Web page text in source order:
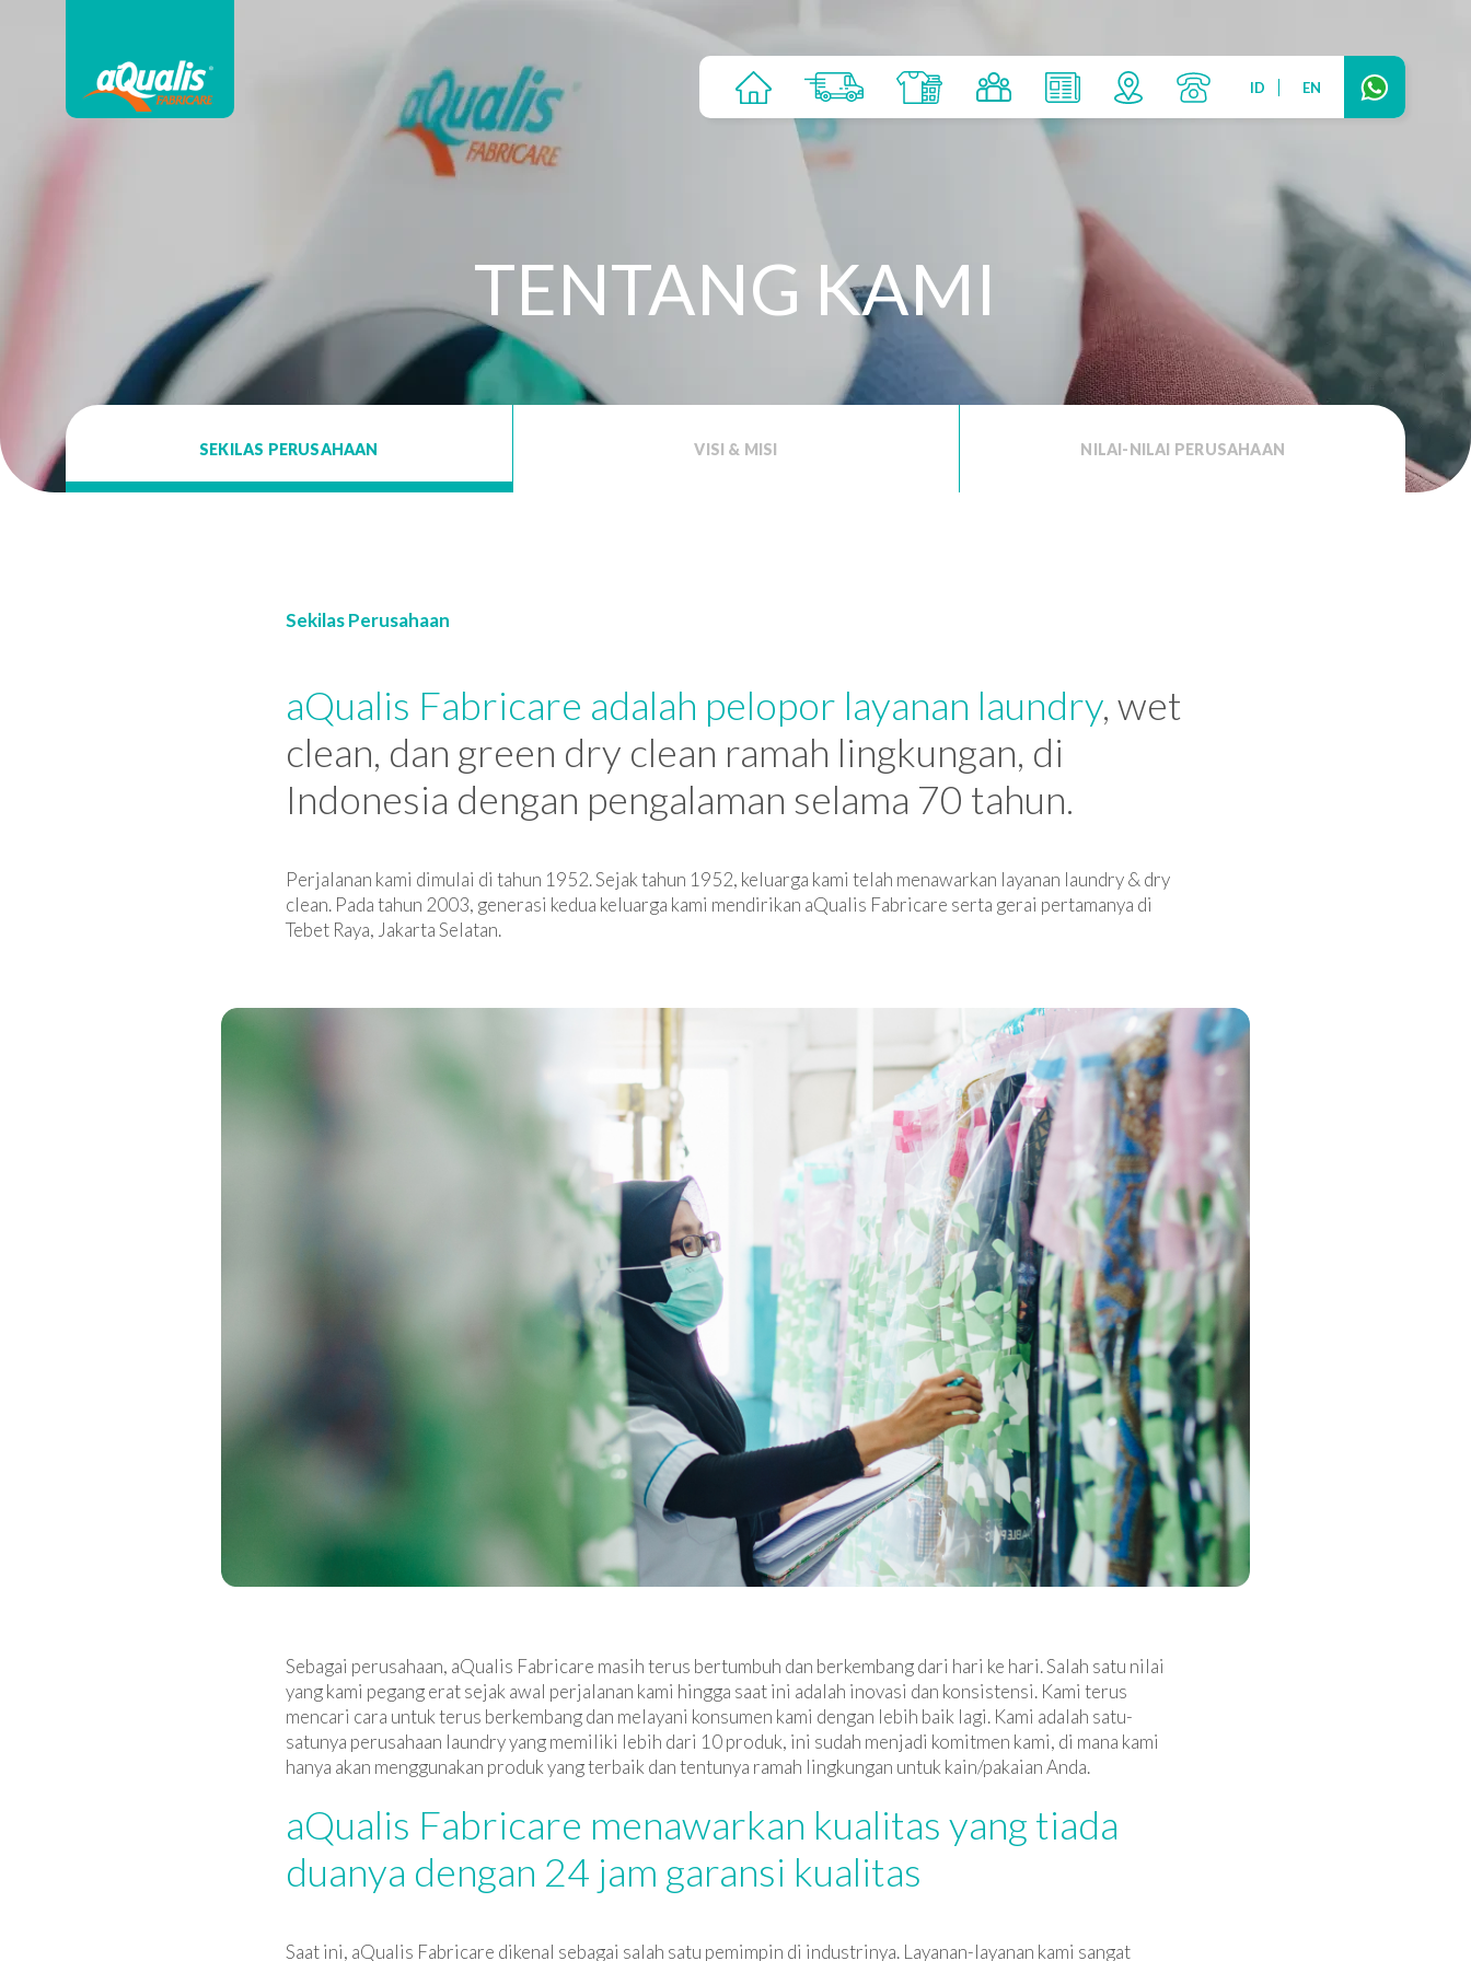
ID EN
TENTANG KAMI
SEKILAS PERUSAHAAN VISI & MISI NILAI-NILAI PERUSAHAAN
Sekilas Perusahaan
aQualis Fabricare adalah pelopor layanan laundry, wet
clean, dan green dry clean ramah lingkungan, di
Indonesia dengan pengalaman selama 70 tahun.
Perjalanan kami dimulai di tahun 1952. Sejak tahun 1952, keluarga kami telah menawarkan layanan laundry & dry
clean. Pada tahun 2003, generasi kedua keluarga kami mendirikan aQualis Fabricare serta gerai pertamanya di
Tebet Raya, Jakarta Selatan.
Sebagai perusahaan, aQualis Fabricare masih terus bertumbuh dan berkembang dari hari ke hari. Salah satu nilai
yang kami pegang erat sejak awal perjalanan kami hingga saat ini adalah inovasi dan konsistensi. Kami terus
mencari cara untuk terus berkembang dan melayani konsumen kami dengan lebih baik lagi. Kami adalah satu-
satunya perusahaan laundry yang memiliki lebih dari 10 produk, ini sudah menjadi komitmen kami, di mana kami
hanya akan menggunakan produk yang terbaik dan tentunya ramah lingkungan untuk kain/pakaian Anda.
aQualis Fabricare menawarkan kualitas yang tiada
duanya dengan 24 jam garansi kualitas
Saat ini, aQualis Fabricare dikenal sebagai salah satu pemimpin di industrinya. Layanan-layanan kami sangat